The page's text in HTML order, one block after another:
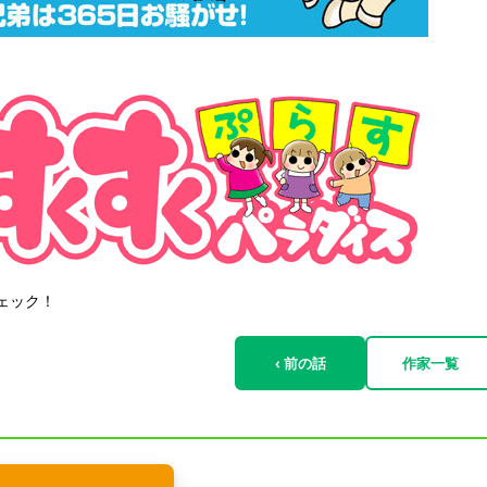
ック！
‹ 前の話 作家一覧